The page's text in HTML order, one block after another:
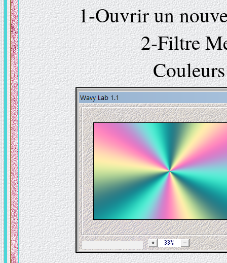
1-Ouvrir un
2-Filtre